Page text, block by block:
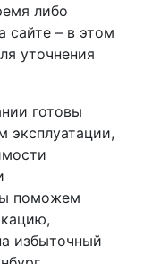
либо
сайте – в этом
уточнения
готовы
эксплуатации,
поможем
избыточный